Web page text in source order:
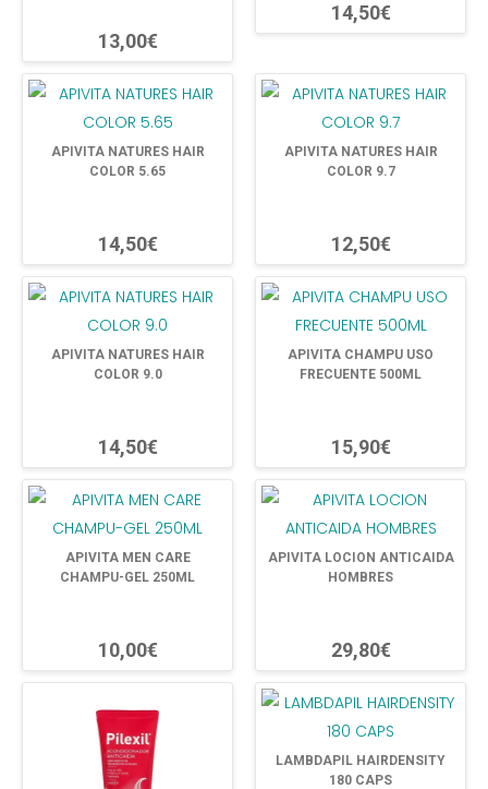
13,00€
14,50€
APIVITA NATURES HAIR
COLOR 5.65
14,50€
APIVITA NATURES HAIR
COLOR 9.7
12,50€
APIVITA NATURES HAIR
COLOR 9.0
14,50€
APIVITA CHAMPU USO
FRECUENTE 500ML
15,90€
APIVITA MEN CARE
CHAMPU-GEL 250ML
10,00€
APIVITA LOCION ANTICAIDA
HOMBRES
29,80€
LAMBDAPIL HAIRDENSITY
180 CAPS